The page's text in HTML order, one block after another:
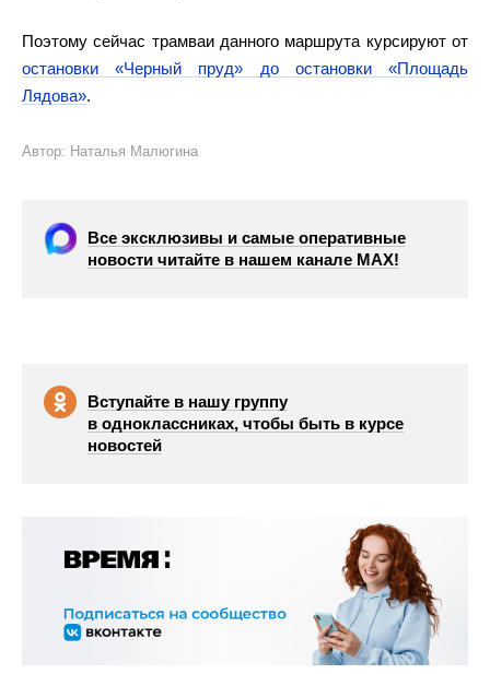
Поэтому сейчас трамваи данного маршрута курсируют от
остановки «Черный пруд» до остановки «Площадь
Лядова».
Автор: Наталья Малюгина
Все эксклюзивы и самые оперативные
новости читайте в нашем канале МАХ!
Вступайте в нашу группу
в одноклассниках, чтобы быть в курсе
новостей